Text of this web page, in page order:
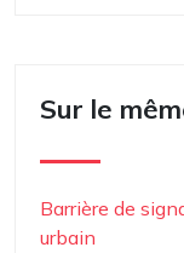
Sur le
Barrière de
urbain